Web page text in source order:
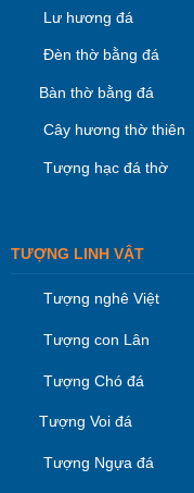
Lư hương đá
Đèn thờ bằng đá
Bàn thờ bằng đá
Cây hương thờ thiên
Tượng hạc đá thờ
TƯỢNG LINH VẬT
Tượng nghê Việt
Tượng con Lân
Tượng Chó đá
Tượng Voi đá
Tượng Ngựa đá